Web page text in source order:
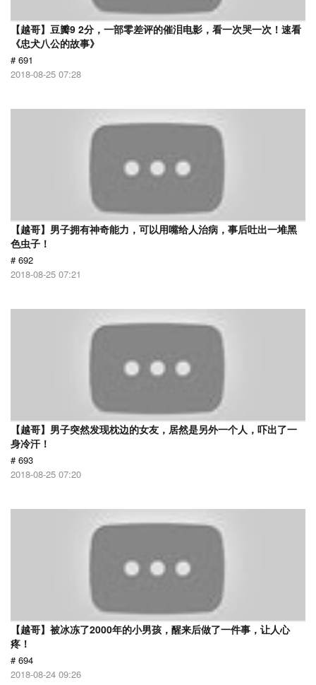
【越哥】豆瓣9 2分，一部零差评的催泪电影，看一次哭一次！速看
《忠犬八公的故事》
# 691
2018-08-25 07:28
【越哥】男子拥有神奇能力，可以用嘴给人治病，事后吐出一堆黑
色虫子！
# 692
2018-08-25 07:21
【越哥】男子突然发现枕边的女友，居然是另外一个人，吓出了一
身冷汗！
# 693
2018-08-25 07:20
【越哥】被冰冻了2000年的小男孩，醒来后做了一件事，让人心
疼！
# 694
2018-08-24 09:26